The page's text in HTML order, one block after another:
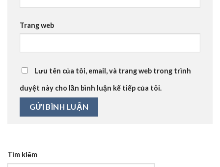
Trang web
Lưu tên của tôi, email, và trang web trong trình
duyệt này cho lần bình luận kế tiếp của tôi.
Tìm kiếm